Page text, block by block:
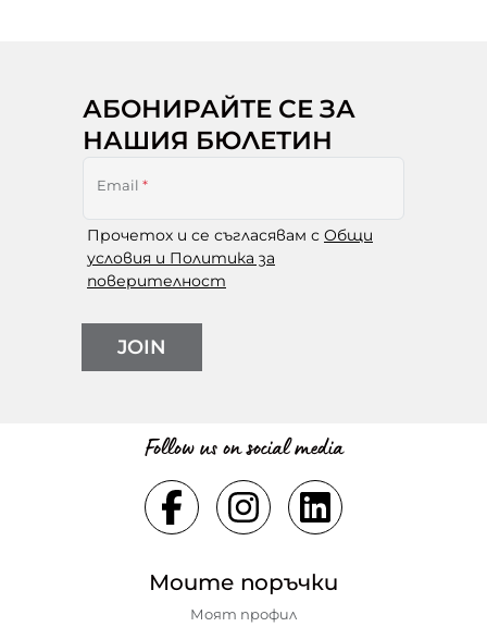
АБОНИРАЙТЕ СЕ ЗА
НАШИЯ БЮЛЕТИН
Email *
Прочетох и се съгласявам с Общи
условия и Политика за
поверителност
JOIN
Follow us on social media
Моите поръчки
Моят профил